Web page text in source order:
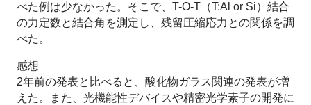
べた例は少なかった。そこで、T-O-T（T:Al or Si）結合
の力定数と結合角を測定し、残留圧縮応力との関係を調
べた。
感想
2年前の発表と比べると、酸化物ガラス関連の発表が増
えた。また、光機能性デバイスや精密光学素子の開発に